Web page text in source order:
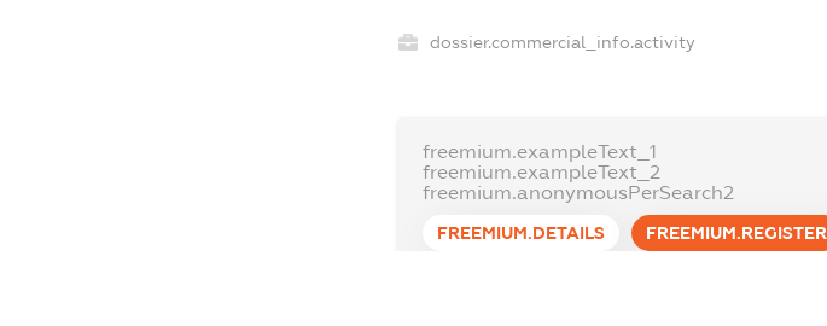
dossier.commercial_info.activity
freemium.exampleText_1
freemium.exampleText_2
freemium.anonymousPerSearch2
FREEMIUM.DETAILS FREEMIUM.REGISTER